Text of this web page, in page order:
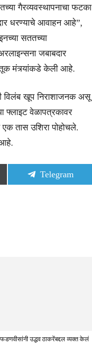
गैरव्यवस्थापनाचा फटका
धरण्याचे आवाहन आहे”,
सततच्या
जबाबदार
मंत्र्यांकडे केली आहे.
विलंब खूप निराशाजनक असू
फ्लाइट वेळापत्रकावर
तास उशिरा पोहोचले.
आहे.
Share
on
Telegram
उद्धव ठाकरेंबद्दल व्यक्त केलं